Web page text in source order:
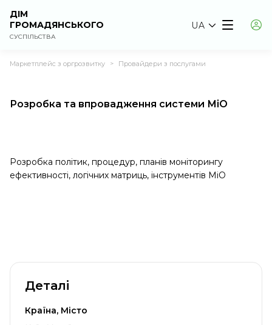
ДІМ
ГРОМАДЯНСЬКОГО
СУСПІЛЬСТВА
UA
Маркетплейс з оргрозвитку > Провайдери з послугами
Розробка та впровадження системи МіО
Розробка політик, процедур, планів моніторингу
ефективності, логічних матриць, інструментів МіО
Деталі
Країна, Місто